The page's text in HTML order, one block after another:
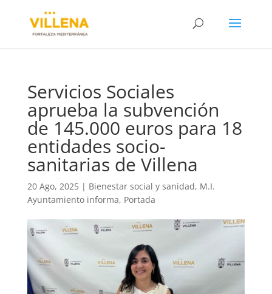
Servicios Sociales
aprueba la subvención
de 145.000 euros para 18
entidades socio-
sanitarias de Villena
20 Ago, 2025| Bienestar social y sanidad, M.I.
Ayuntamiento informa, Portada